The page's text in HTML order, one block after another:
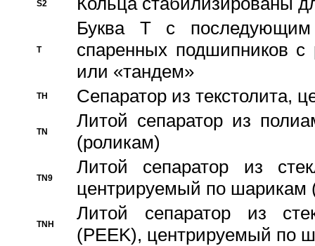
S2
T
Буква T с
спаренных подшипников
или «тандем»
TH Сепаратор из текстолита,
TN
Литой сепаратор из
(роликам)
TN9
Литой сепаратор из
центрируемый по шарикам
TNH
Литой сепаратор из
(PEEK), центрируемый по